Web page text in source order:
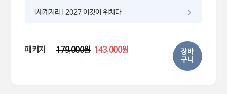
[세계지리] 2027 이것이 위치다
패키지 179,000원 143,000원
장바
구니